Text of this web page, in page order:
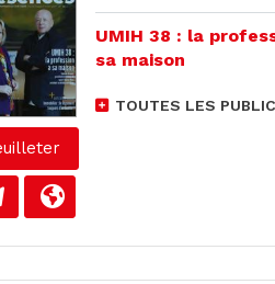
UMIH 38 : la
sa maison
TOUTES LES